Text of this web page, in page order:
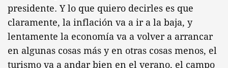
presidente. Y lo que quiero decirles es que
claramente, la inflación va a ir a la baja, y
lentamente la economía va a volver a arrancar
en algunas cosas más y en otras cosas menos, el
turismo va a andar bien en el verano, el campo